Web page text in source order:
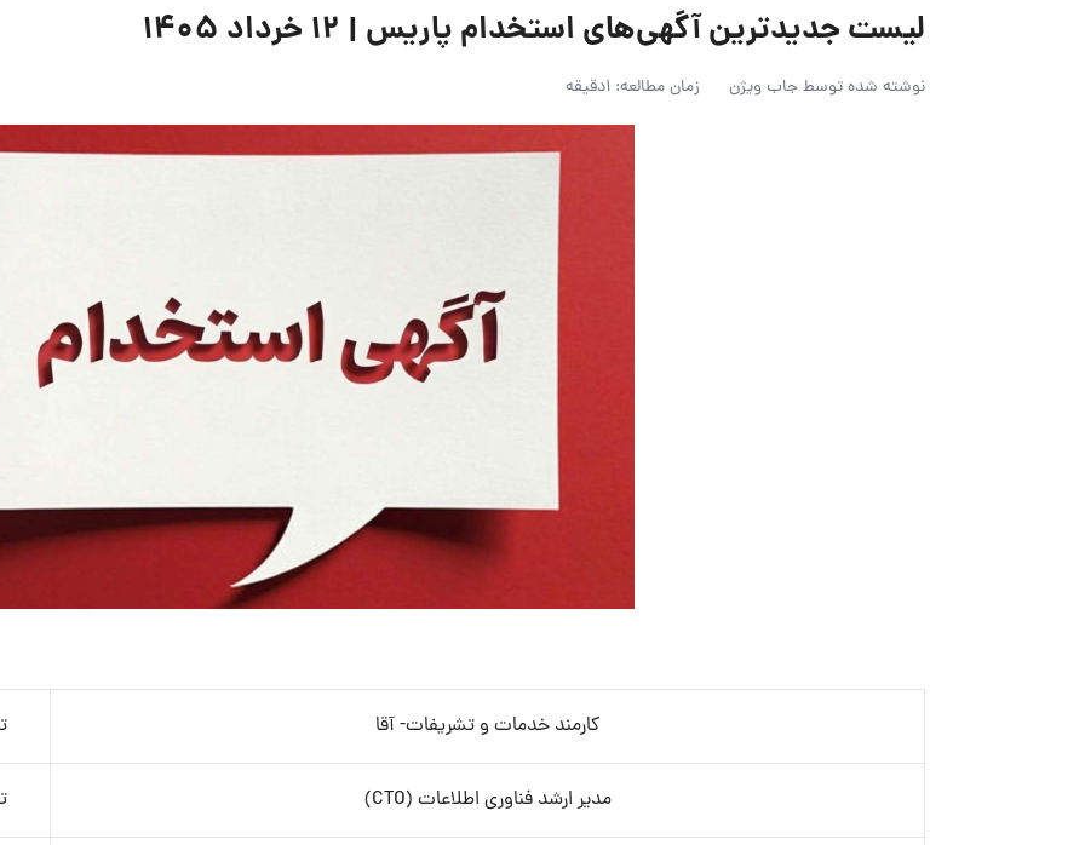
لیست جدیدترین آگهی‌های استخدام پاریس | ۱۲ خرداد ۱۴۰۵
نوشته شده توسطجاب ویژن زمان مطالعه: 1دقیقه
کارمند خدمات و تشریفات- آقا
مدیر ارشد فناوری اطلاعات (CTO)